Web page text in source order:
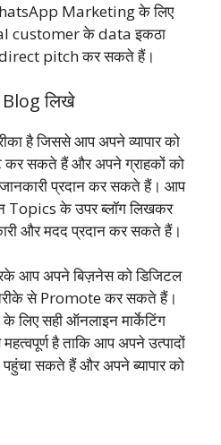
Marketing के लिए
customer के data इकठा
direct pitch कर सकते हैं।
Blog लिखे
है जिससे आप अपने व्यापार को
कर सकते हैं और अपने ग्राहकों को
प्रदान कर सकते हैं। आप
Topics के उपर ब्लॉग लिखकर
और मदद प्रदान कर सकते हैं।
आप अपने बिज़नेस को डिजिटल
तरीके से Promote कर सकते हैं।
लिए सही ऑनलाइन मार्केटिंग
है ताकि आप अपने उत्पादों
सकते हैं और अपने ब्यापार को